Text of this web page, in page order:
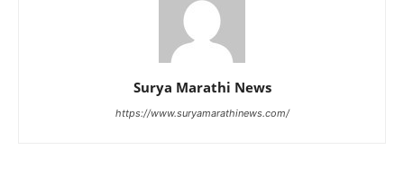
Surya Marathi News
https://www.suryamarathinews.com/